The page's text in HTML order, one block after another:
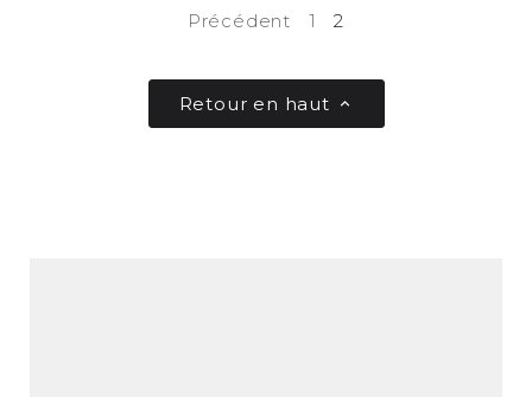
Précédent 1 2
Retour en haut 